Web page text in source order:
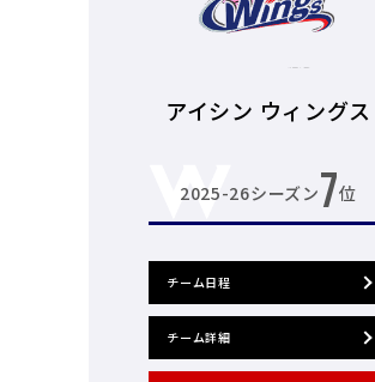
アイシン ウィングス
2025-26シーズン7位
チーム日程
チーム詳細